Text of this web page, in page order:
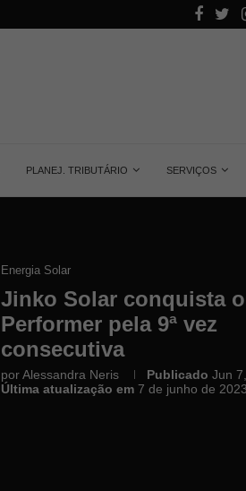
Aprenda quanta
PLANEJ. TRIBUTÁRIO SERVIÇOS
Energia Solar
Jinko Solar conquista
Performer pela 9ª vez
consecutiva
porAlessandra Neris Publicado Jun
Última atualização em 7 de junho de 2023